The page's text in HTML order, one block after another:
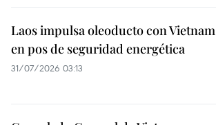
Laos impulsa oleoducto con Vietnam
en pos de seguridad energética
31/07/2026 03:13